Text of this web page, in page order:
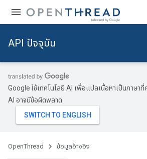
API ปัจจุบัน
Google ใช้เทคโนโลยี AI เพื่อแปลเนื้อหาเป็นภาษา
AI อาจมีข้อผิดพลาด
OpenThread ข้อมูลอ้างอิง